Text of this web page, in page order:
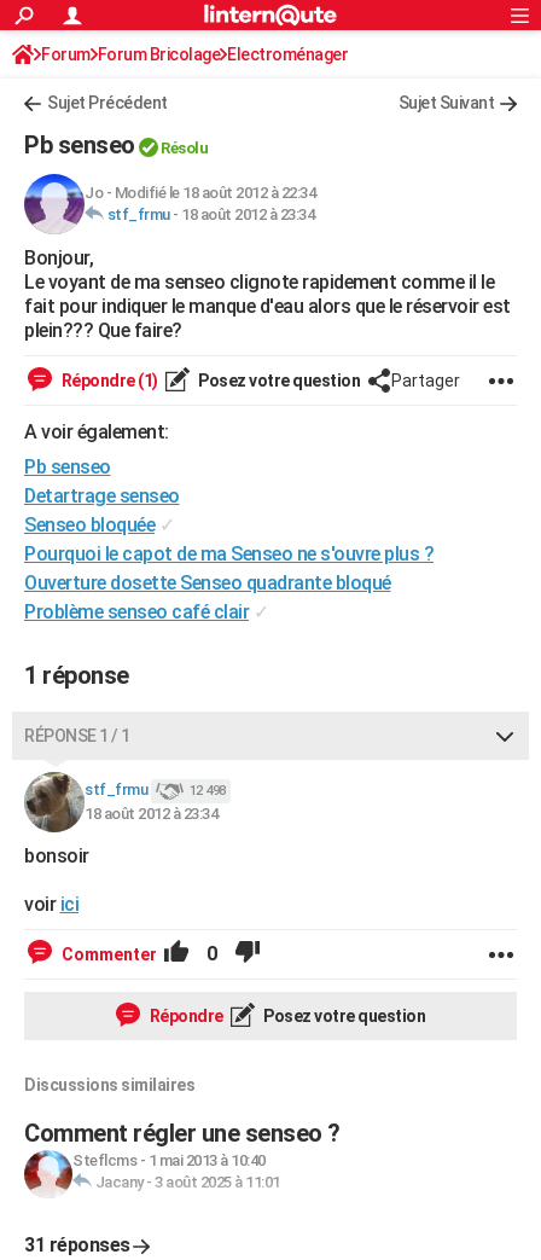
ACTUALITÉS
Politique
Société
Faits Divers
Education
Monde
Villes
+
FINANCE
Retraite
Impôts
Epargne
Immobilier
Risques naturels par ville
Banque
Assurance
Crédit
AUTO
Essais
Réserver un essai
Citadines
Berlines
SUV
Forum auto
+HIGH-TECH
Mobiles
Meilleur smartphone
Internet
Ordinateurs
Jeux vidéo
Guide high-tech
+BRICOLAGE
Forum
Aménagement intérieur
Extérieur
Cuisine
Salle de bains
Jardinage
Rangement
WEEK-END
LIFESTYLE
Art de vivre
Bien-être
Loisirs
Mode
Modes de vie
SANTE
Alimentation
Guide de la santé
Maladies
Médicaments
Sommeil
VOYAGE
Destinations
City break
Voyage nature
Voyage de noces
Forum
Climat
+PHOTO
GUIDES D'ACHAT
BONS PLANS
Dictionnaire
Biographies
Citations
Expressions
Proverbes
PROGRAMME TV
COPAINS D'AVANT
S'inscrire
Se connecter
Lycées
Collèges
Primaires
Universités
Entreprises
Service militaire
Avis de recherche
AVIS DE DÉCÈS
FORUM
S'inscrire
Connexion
Forum Forum Bricolage Electroménager
Sujet Précédent Sujet Suivant
Pb senseo Résolu
Jo- Modifié le 18 août 2012 à 22:34
stf_frmu- 18 août 2012 à 23:34
Bonjour,
Le voyant de ma senseo clignote rapidement comme il le
fait pour indiquer le manque d'eau alors que le réservoir est
plein??? Que faire?
Répondre (1) Posez votre question Partager
A voir également:
Pb senseo
Detartrage senseo
Senseo bloquée ✓
Pourquoi le capot de ma Senseo ne s'ouvre plus ?
Ouverture dosette Senseo quadrante bloqué
Problème senseo café clair ✓
1 réponse
RÉPONSE 1 / 1
stf_frmu 12 498
18 août 2012 à 23:34
bonsoir
voir ici
Commenter 0
Répondre Posez votre question
Discussions similaires
Comment régler une senseo ?
Steflcms- 1 mai 2013 à 10:40
Jacany- 3 août 2025 à 11:01
31 réponses